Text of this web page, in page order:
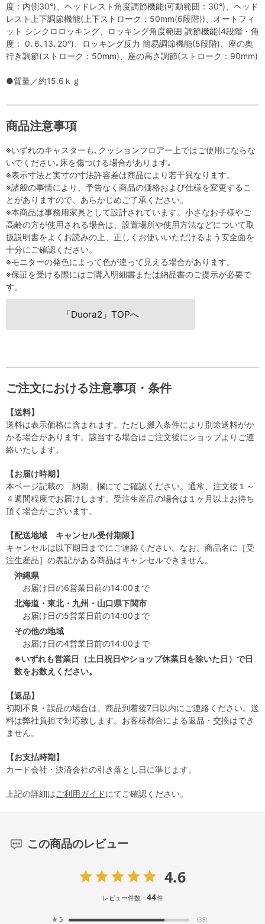
度：内側30°)、ヘッドレスト角度調節機能(可動範囲：30°)、ヘッド
レスト上下調節機能(上下ストローク：50mm(6段階))、オートフィ
ット シンクロロッキング、ロッキング角度範囲 調節機能(4段階・角
度： 0､6､13､20°)、ロッキング反力 簡易調節機能(5段階)、座の奥
行き調節(ストローク：50mm)、座の高さ調節(ストローク：90mm)
●質量／約15.6ｋｇ
商品注意事項
※いずれのキャスターも､クッションフロアー上ではご使用にならな
いでください｡床を傷つける場合があります｡
※表示寸法と実寸の寸法許容差は商品により若干異なります。
※諸般の事情により、予告なく商品の価格および仕様を変更するこ
とがありますので、あらかじめご了承ください。
※本商品は事務用家具として設計されています。小さなお子様やご
高齢の方が使用される場合は、設置場所や使用方法などについて取
扱説明書をよくお読みの上、正しくお使いいただけるよう安全面を
十分にご確認ください。
※モニターの発色によって色が違って見える場合があります。
※保証を受ける際にはご購入明細書または納品書のご提示が必要で
す。
「Duora2」TOPへ
ご注文における注意事項・条件
【送料】
送料は表示価格に含まれます。ただし搬入条件により別途送料がか
かる場合があります。該当する場合はご注文後にショップよりご連
絡いたします。
【お届け時期】
本ページ記載の「納期」欄にてご確認ください。通常、注文後１～
４週間程度でお届けします。受注生産品の場合は１ヶ月以上お待ち
頂く場合がございます。
【配送地域 キャンセル受付期限】
キャンセルは以下期日までにご連絡ください。なお、商品名に［受
注生産品］の表記がある商品はキャンセルできません。
沖縄県
お届け日の6営業日前の14:00まで
北海道・東北・九州・山口県下関市
お届け日の5営業日前の14:00まで
その他の地域
お届け日の4営業日前の14:00まで
※いずれも営業日（土日祝日やショップ休業日を除いた日）で日
数をお数えください。
【返品】
初期不良・誤品の場合は、商品到着後7日以内にご連絡ください。送
料は弊社負担で対応致します。お客様都合による返品・交換はでき
ません。
【お支払時期】
カード会社・決済会社の引き落とし日に準じます。
上記の詳細はご利用ガイドにてご確認ください。
この商品のレビュー
4.6
レビュー件数：44件
★ 5 (35)